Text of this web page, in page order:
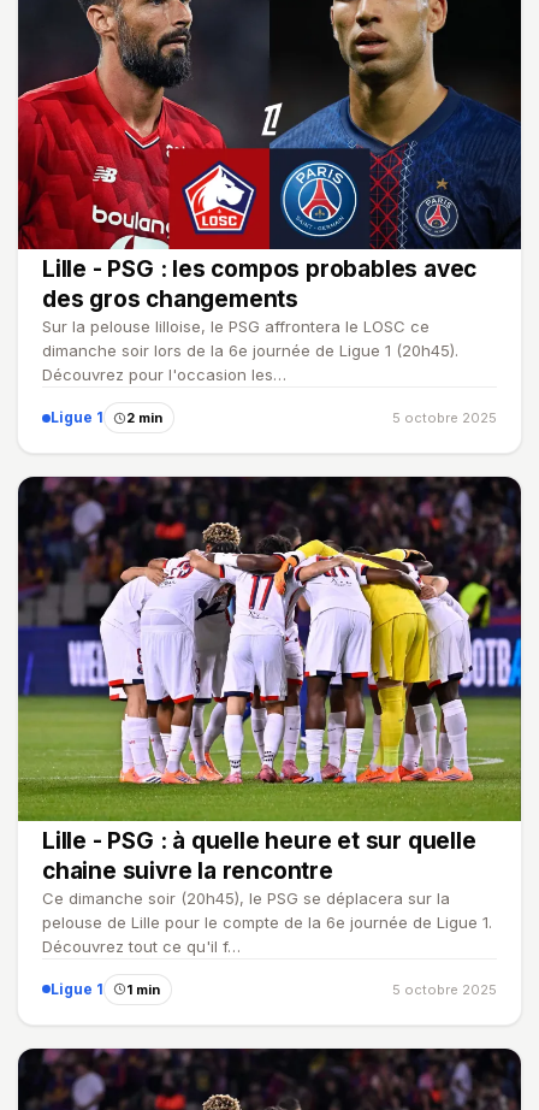
Lille - PSG : les compos probables avec
des gros changements
Sur la pelouse lilloise, le PSG affrontera le LOSC ce
dimanche soir lors de la 6e journée de Ligue 1 (20h45).
Découvrez pour l'occasion les…
Ligue 1 2 min 5 octobre 2025
Lille - PSG : à quelle heure et sur quelle
chaine suivre la rencontre
Ce dimanche soir (20h45), le PSG se déplacera sur la
pelouse de Lille pour le compte de la 6e journée de Ligue 1.
Découvrez tout ce qu'il f…
Ligue 1 1 min 5 octobre 2025